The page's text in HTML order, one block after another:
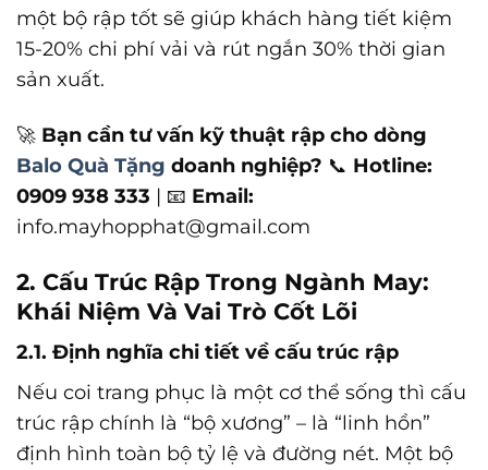
một bộ rập tốt sẽ giúp khách hàng tiết kiệm
15-20% chi phí vải và rút ngắn 30% thời gian
sản xuất.
🚀 Bạn cần tư vấn kỹ thuật rập cho dòng
Balo Quà Tặng doanh nghiệp? 📞 Hotline:
0909 938 333 | 📧 Email:
info.mayhopphat@gmail.com
2. Cấu Trúc Rập Trong Ngành May:
Khái Niệm Và Vai Trò Cốt Lõi
2.1. Định nghĩa chi tiết về cấu trúc rập
Nếu coi trang phục là một cơ thể sống thì cấu
trúc rập chính là “bộ xương” – là “linh hồn”
định hình toàn bộ tỷ lệ và đường nét. Một bộ